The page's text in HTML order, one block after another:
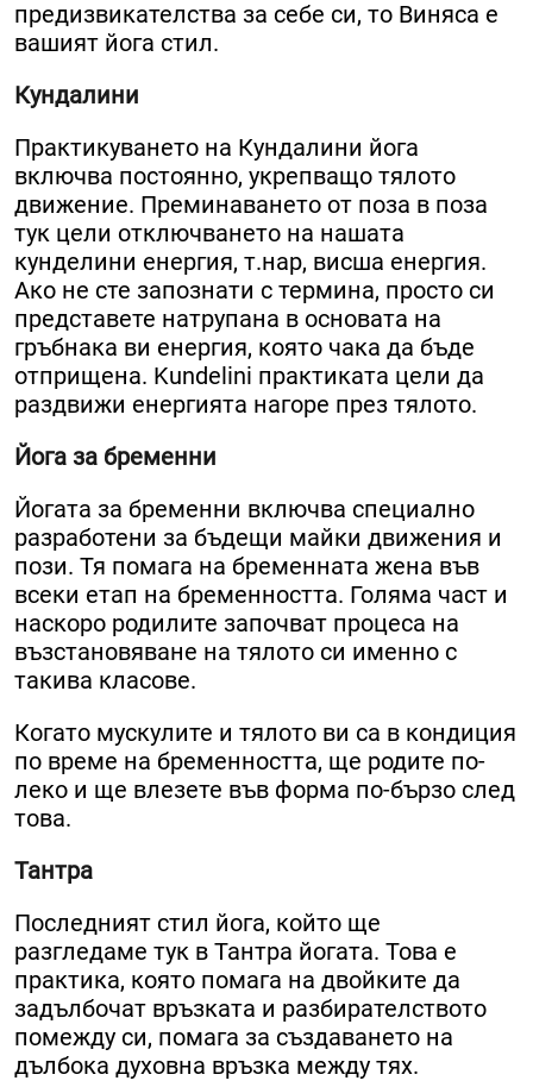
предизвикателства за себе си, то Виняса е
вашият йога стил.
Кундалини
Практикуването на Кундалини йога
включва постоянно, укрепващо тялото
движение. Преминаването от поза в поза
тук цели отключването на нашата
кунделини енергия, т.нар, висша енергия.
Ако не сте запознати с термина, просто си
представете натрупана в основата на
гръбнака ви енергия, която чака да бъде
отприщена. Kundelini практиката цели да
раздвижи енергията нагоре през тялото.
Йога за бременни
Йогата за бременни включва специално
разработени за бъдещи майки движения и
пози. Тя помага на бременната жена във
всеки етап на бременността. Голяма част и
наскоро родилите започват процеса на
възстановяване на тялото си именно с
такива класове.
Когато мускулите и тялото ви са в кондиция
по време на бременността, ще родите по-
леко и ще влезете във форма по-бързо след
това.
Тантра
Последният стил йога, който ще
разгледаме тук в Тантра йогата. Това е
практика, която помага на двойките да
задълбочат връзката и разбирателството
помежду си, помага за създаването на
дълбока духовна връзка между тях.